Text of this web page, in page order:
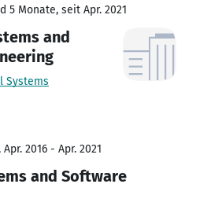
5 Monate, seit Apr. 2021
and
Systems
2016 - Apr. 2021
and Software